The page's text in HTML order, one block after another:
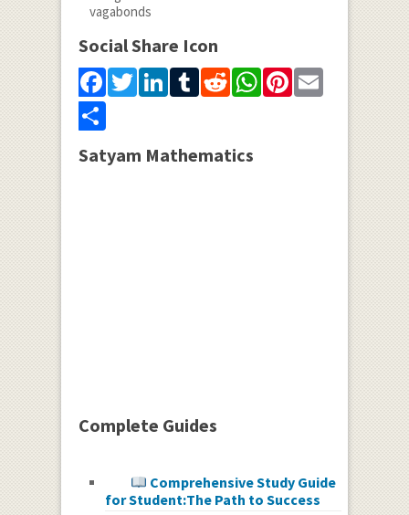
Social Share Icon
Facebook
Twitter
LinkedIn
Tumblr
Reddit
WhatsApp
Pinterest
Email
Share
Satyam Mathematics
Complete Guides
Comprehensive Study Guide
for Student:The Path to Success